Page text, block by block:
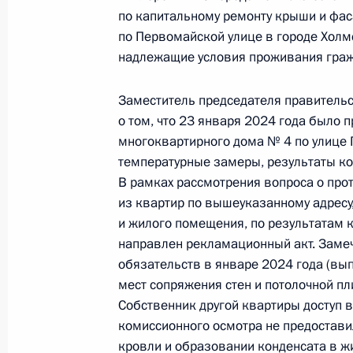
О ходе принятия мер по итогам
жительницы Сахалинской
Российской Федерации первым
Российской Федерации по приёму
9 июля 2024 года, 15:52
27 июня 2024 года, четверг
Приняты меры по итогам личного
жительницы Сахалинской
Российской Федерации
Федерации по вопросам
Российской Федерации по
27 июня 2024 года, 18:21
по капитальному ремонту крыши и
по Первомайской улице в городе
надлежащие условия проживания
Заместитель председателя
о том, что 23 января 2024 года было
многоквартирного дома № 4 по
температурные замеры, результаты
В рамках рассмотрения вопроса о
из квартир по вышеуказанному
и жилого помещения, по результатам
направлен рекламационный акт.
обязательств в январе 2024 года
мест сопряжения стен и потолочной
Собственник другой квартиры
комиссионного осмотра не
кровли и образовании конденсата в